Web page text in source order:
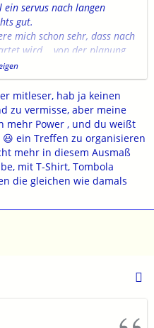
ein servus nach langen
gut.
mich schon sehr, dass nach
wird....von der planung
und deinem ex toppi....was
haben, ist doch jedem seine
nicht....
offizielle oder privat
mithilfe.
mitleser, hab ja keinen
zu vermisse, aber meine
mehr Power , und du weißt
ein Treffen zu organisieren
mehr in diesem Ausmaß
mit T-Shirt, Tombola
die gleichen wie damals